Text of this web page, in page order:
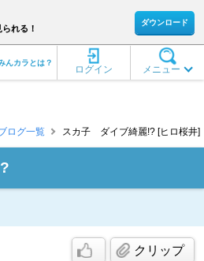
れる！
ダウンロード
メニュー
ログイン
んカラとは？
ログ一覧 スカ子 ダイブ綺麗!? [ヒロ桜井]
クリップ